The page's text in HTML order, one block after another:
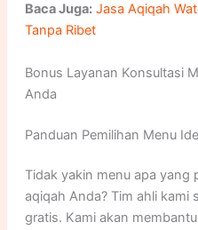
Baca Juga: Jasa Aqiqah
Tanpa Ribet
Bonus Layanan Konsultasi
Anda
Panduan Pemilihan Menu
Tidak yakin menu apa yang
aqiqah Anda? Tim ahli kami
gratis. Kami akan